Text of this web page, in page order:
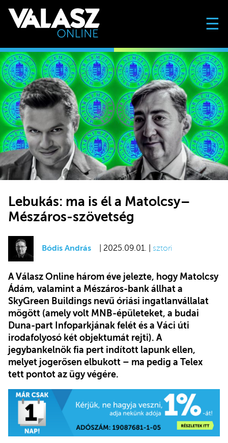
☰
Lebukás: ma is él a Matolcsy–
Mészáros-szövetség
Bódis András | 2025.09.01. | sztori
A Válasz Online három éve jelezte, hogy Matolcsy
Ádám, valamint a Mészáros-bank állhat a
SkyGreen Buildings nevű óriási ingatlanvállalat
mögött (amely volt MNB-épületeket, a budai
Duna-part Infoparkjának felét és a Váci úti
irodafolyosó két objektumát rejti). A
jegybankelnök fia pert indított lapunk ellen,
melyet jogerősen elbukott – ma pedig a Telex
tett pontot az ügy végére.